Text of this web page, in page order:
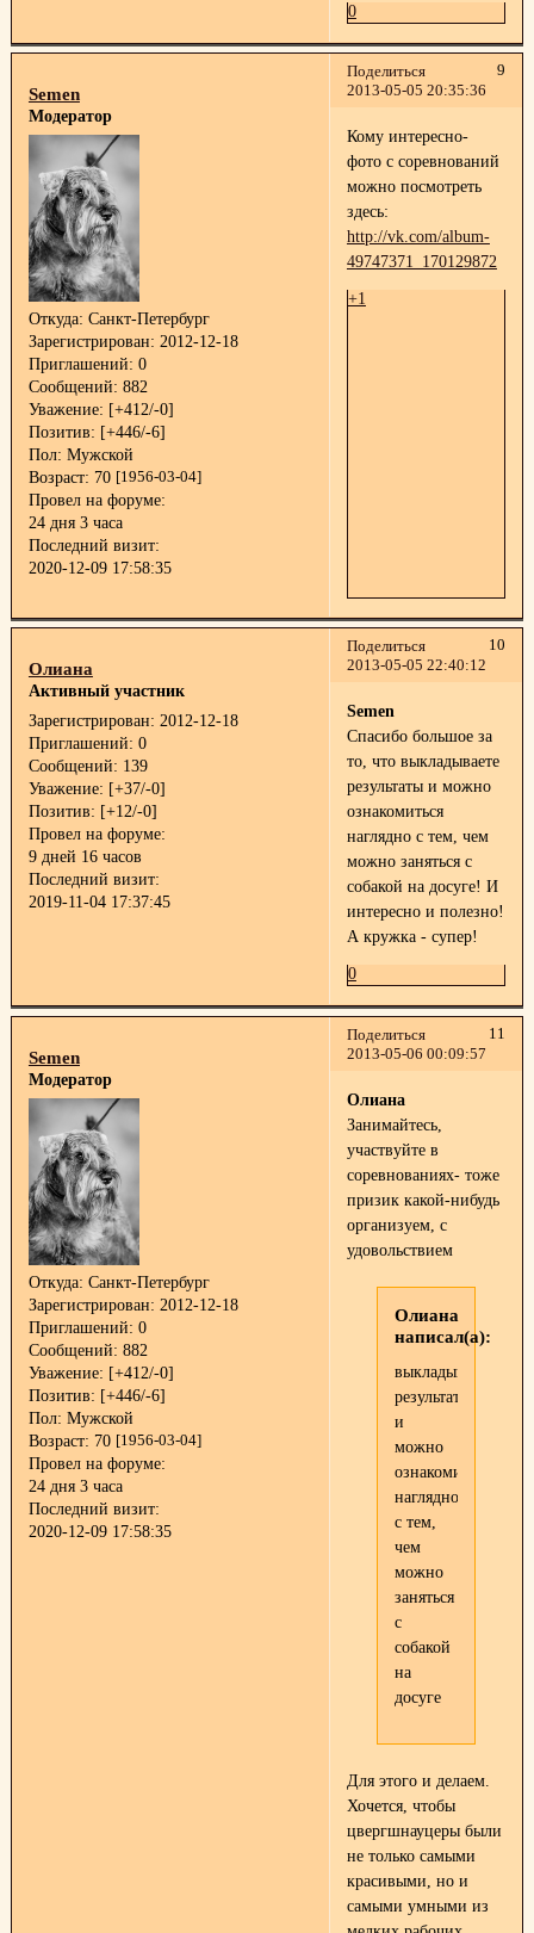
0
Поделиться
9
2013-05-05 20:35:36
Semen
Модератор
Откуда: Санкт-Петербург
Зарегистрирован: 2012-12-18
Приглашений: 0
Сообщений: 882
Уважение: [+412/-0]
Позитив: [+446/-6]
Пол: Мужской
Возраст: 70 [1956-03-04]
Провел на форуме:
24 дня 3 часа
Последний визит:
2020-12-09 17:58:35
Кому интересно-
фото с соревнований
можно посмотреть
здесь:
http://vk.com/album-
49747371_170129872
+1
Поделиться
10
2013-05-05 22:40:12
Олиана
Активный участник
Зарегистрирован: 2012-12-18
Приглашений: 0
Сообщений: 139
Уважение: [+37/-0]
Позитив: [+12/-0]
Провел на форуме:
9 дней 16 часов
Последний визит:
2019-11-04 17:37:45
Semen
Спасибо большое за
то, что выкладываете
результаты и можно
ознакомиться
наглядно с тем, чем
можно заняться с
собакой на досуге! И
интересно и полезно!
А кружка - супер!
0
Поделиться
11
2013-05-06 00:09:57
Semen
Модератор
Откуда: Санкт-Петербург
Зарегистрирован: 2012-12-18
Приглашений: 0
Сообщений: 882
Уважение: [+412/-0]
Позитив: [+446/-6]
Пол: Мужской
Возраст: 70 [1956-03-04]
Провел на форуме:
24 дня 3 часа
Последний визит:
2020-12-09 17:58:35
Олиана
Занимайтесь,
участвуйте в
соревнованиях- тоже
призик какой-нибудь
организуем, с
удовольствием
Олиана
написал(а):
выкладываете
результаты
и
можно
ознакомиться
наглядно
с тем,
чем
можно
заняться
с
собакой
на
досуге
Для этого и делаем.
Хочется, чтобы
цвергшнауцеры были
не только самыми
красивыми, но и
самыми умными из